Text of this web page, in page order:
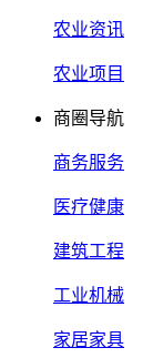
农业资讯
农业项目
商圈导航
商务服务
医疗健康
建筑工程
工业机械
家居家具